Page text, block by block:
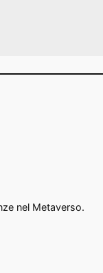
nel Metaverso.